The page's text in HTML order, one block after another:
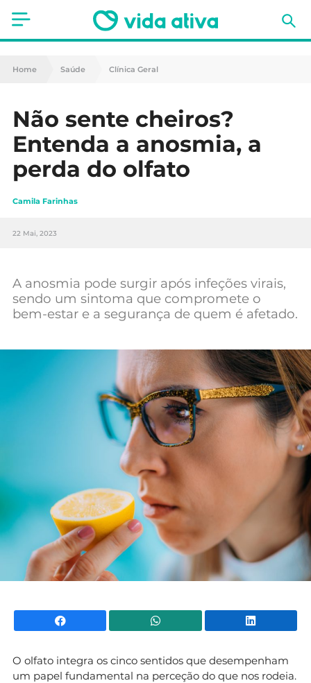
Saúde
Nutrição
Receitas
Fitness
Mães e Bebés
Home Saúde Clínica Geral
Não sente cheiros?
Entenda a anosmia, a
perda do olfato
Camila Farinhas
22 Mai, 2023
A anosmia pode surgir após infeções virais,
sendo um sintoma que compromete o
bem-estar e a segurança de quem é afetado.
Facebook WhatsApp
O olfato integra os cinco sentidos que desempenham
um papel fundamental na perceção do que nos rodeia.